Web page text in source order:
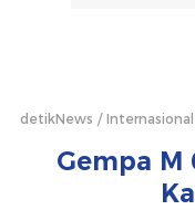
detikNews Internasional
Gempa M